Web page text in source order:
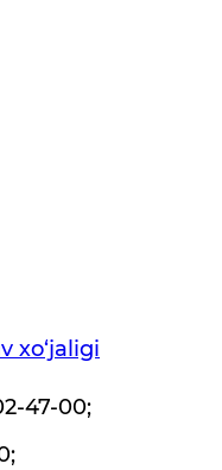
хo‘jaligi
47-00;
;